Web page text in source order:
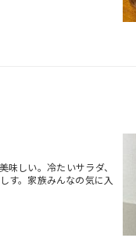
しい。冷たいサラダ、
す。家族みんなの気に入